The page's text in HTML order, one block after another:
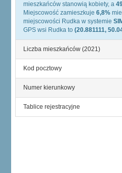
mieszkańców stanowią kobiety, a
Miejscowość zamieszkuje 6,8%
miejscowości Rudka w systemie
GPS wsi Rudka to (20.881111,
Liczba mieszkańców (2021)
Kod pocztowy
Numer kierunkowy
Tablice rejestracyjne